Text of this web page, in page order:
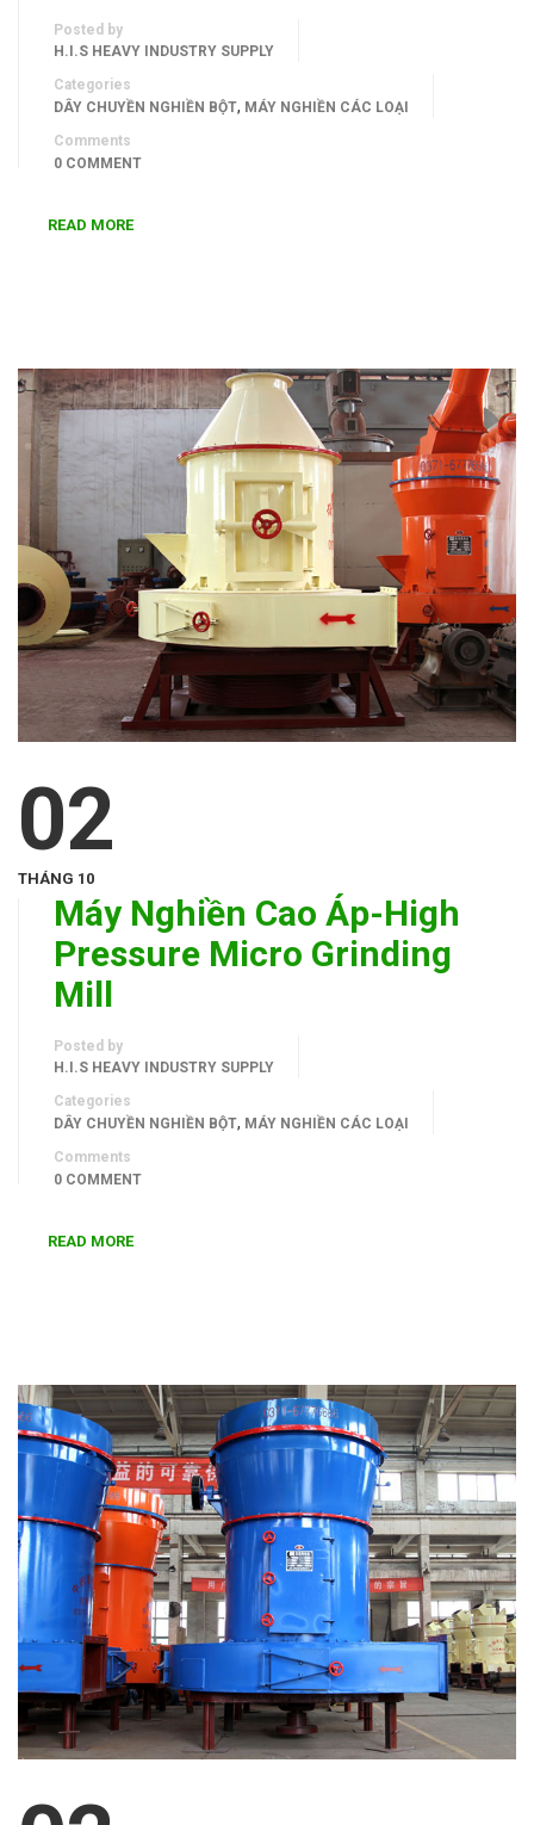
Posted by
H.I.S HEAVY INDUSTRY SUPPLY
Categories
DÂY CHUYỀN NGHIỀN BỘT, MÁY NGHIỀN CÁC LOẠI
Comments
0 COMMENT
READ MORE
02
THÁNG 10
Máy Nghiền Cao Áp-High
Pressure Micro Grinding
Mill
Posted by
H.I.S HEAVY INDUSTRY SUPPLY
Categories
DÂY CHUYỀN NGHIỀN BỘT, MÁY NGHIỀN CÁC LOẠI
Comments
0 COMMENT
READ MORE